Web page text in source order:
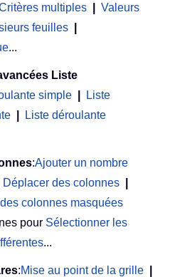
multiples
Valeurs
feuilles
...
Liste
simple
Liste
Liste déroulante
:Ajouter un nombre
Déplacer des colonnes
colonnes masquées
pour Sélectionner les
...
:Mise au point de la grille